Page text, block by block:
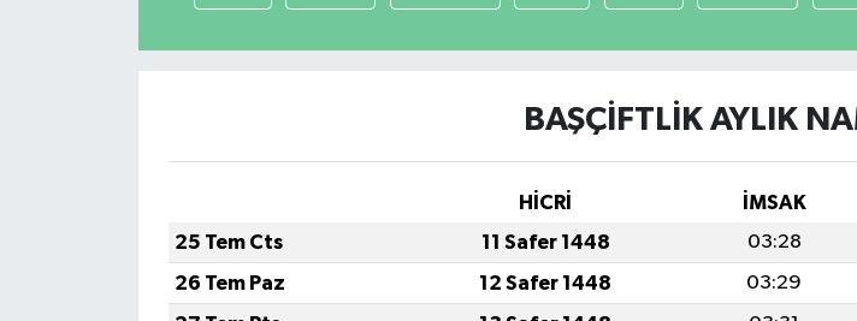
BAŞÇİFTLİK AYLIK
HİCRİ İMSAK
25 Tem Cts
11 Safer 1448 03:28
26 Tem Paz
12 Safer 1448 03:29